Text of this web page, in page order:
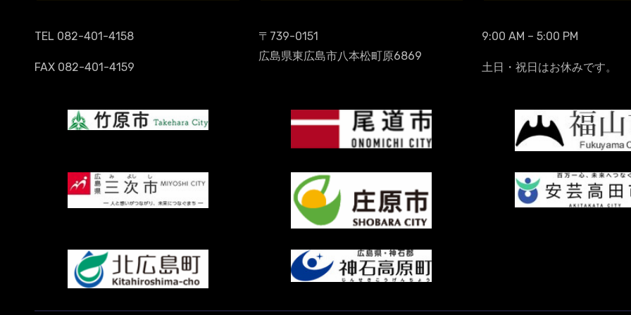
TEL 082-401-4158
FAX 082-401-4159
〒739-0151
広島県東広島市八本松町原6869
9:00 AM – 5:00 PM
土日・祝日はお休みです。